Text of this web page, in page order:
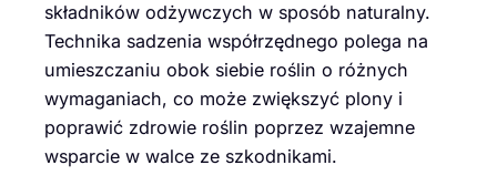
składników odżywczych w sposób naturalny.
Technika sadzenia współrzędnego polega na
umieszczaniu obok siebie roślin o różnych
wymaganiach, co może zwiększyć plony i
poprawić zdrowie roślin poprzez wzajemne
wsparcie w walce ze szkodnikami.